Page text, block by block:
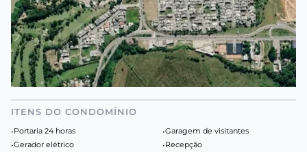
ITENS DO CONDOMÍNIO
•Portaria 24 horas •Garagem de visitantes
•Gerador elétrico •Recepção